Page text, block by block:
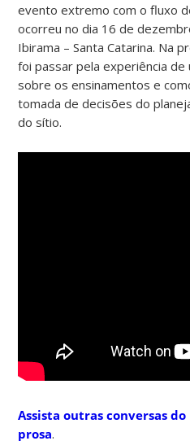
evento extremo com o fluxo
ocorreu no dia 16 de
Ibirama – Santa Catarina. Na
foi passar pela experiência
sobre os ensinamentos e
tomada de decisões do
do sítio.
Assista outras conversas
prosa.